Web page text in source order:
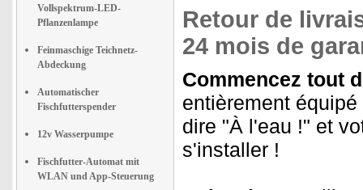
Vollspektrum-LED-
Pflanzenlampe
Feinmaschige Teichnetz-
Abdeckung
Automatischer
Fischfutterspender
12v Wasserpumpe
Fischfutter-Automat mit
WLAN und App-Steuerung
Retour de
24 mois de
Commencez tout
entièrement
dire "À l'eau !" et
s'installer !